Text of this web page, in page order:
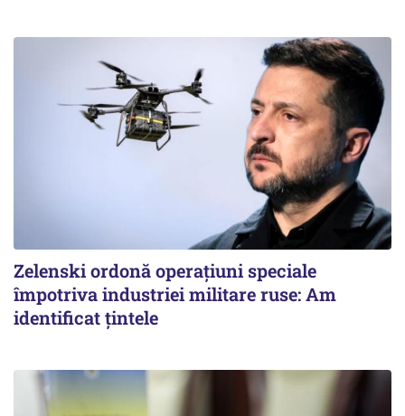
Zelenski ordonă operațiuni speciale
împotriva industriei militare ruse: Am
identificat țintele